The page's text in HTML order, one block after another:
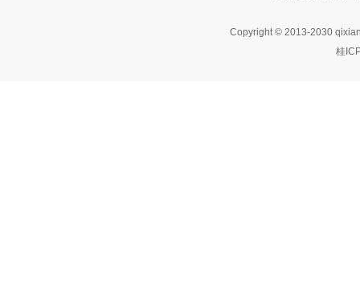
Copyright © 2013-2030
桂